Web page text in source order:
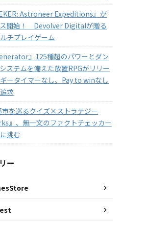
Astroneer Expeditions』が
開始！ Devolver Digitalが贈る
チプレイゲーム
』125種超のパワーとダン
ステムを備えた放置RPGがリリー
ータイマーなし、Pay to winなし
求
市を巡るクイズ×ストラテジー
』、無一文のファクトチェッカー
挑む
ー